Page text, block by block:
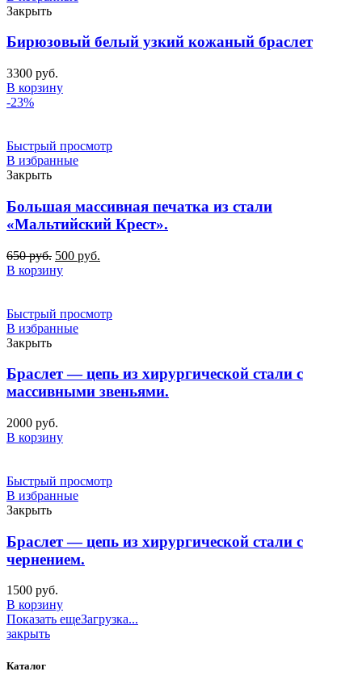
Закрыть
Бирюзовый белый узкий кожаный браслет
3300 руб.
В корзину
-23%
Быстрый просмотр
В избранные
Закрыть
Большая массивная печатка из стали
«Мальтийский Крест».
650руб. Первоначальная
цена
руб..
500 руб.
В корзину
Быстрый просмотр
В избранные
Закрыть
Браслет — цепь из хирургической стали с
массивными звеньями.
2000 руб.
В корзину
Быстрый просмотр
В избранные
Закрыть
Браслет — цепь из хирургической стали с
чернением.
1500 руб.
В корзину
Показать ещеЗагрузка...
закрыть
Каталог